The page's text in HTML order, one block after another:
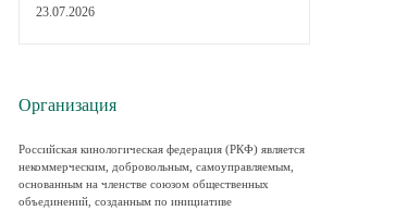
23.07.2026
Организация
Российская кинологическая федерация (РКФ) является
некоммерческим, добровольным, самоуправляемым,
основанным на членстве союзом общественных
объединений, созданным по инициативе